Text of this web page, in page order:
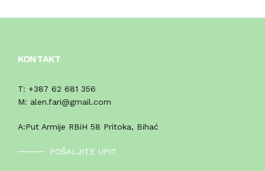
KONTAKT
T: +387 62 681 356
M: alen.fari@gmail.com
A:Put Armije RBiH 58 Pritoka, Bihać
POŠALJITE UPIT